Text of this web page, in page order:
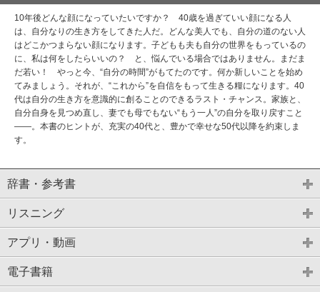
10年後どんな顔になっていたいですか？ 40歳を過ぎていい顔になる人
は、自分なりの生き方をしてきた人だ。どんな美人でも、自分の道のない人
はどこかつまらない顔になります。子どもも夫も自分の世界をもっているの
に、私は何をしたらいいの？ と、悩んでいる場合ではありません。まだま
だ若い！ やっと今、“自分の時間”がもてたのです。何か新しいことを始め
てみましょう。それが、“これから”を自信をもって生きる糧になります。40
代は自分の生き方を意識的に創ることのできるラスト・チャンス。家族と、
自分自身を見つめ直し、妻でも母でもない“もう一人”の自分を取り戻すこと
――。本書のヒントが、充実の40代と、豊かで幸せな50代以降を約束しま
す。
辞書・参考書
リスニング
アプリ・動画
電子書籍